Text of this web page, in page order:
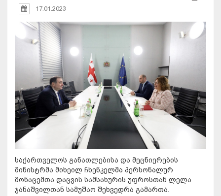
17.01.2023
საქართველოს განათლებისა და მეცნიერების
მინისტრმა მიხეილ ჩხენკელმა პერსონალურ
მონაცემთა დაცვის სამსახურის უფროსთან ლელა
ჯანაშვილთან სამუშაო შეხვედრა გამართა.